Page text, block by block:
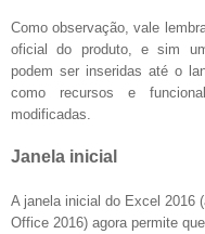
Como observação, vale
oficial do produto, e sim
podem ser inseridas até o
como recursos e
modificadas.
Janela inicial
A janela inicial do Excel 2016
Office 2016) agora permite